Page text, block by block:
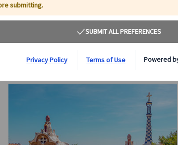
4.9 (16件)
詳細を見る
🔴【午前プラン】月～金曜日
8/8・9・15・16・22・23、9/12・13・19・20・26・
27、10/10・11・17・18、12/27、1/2・3
(9/11、10/12、12/8・24・25、1/6、およびサグラダ・フ
【午後プラン】
最小催行人数：1名